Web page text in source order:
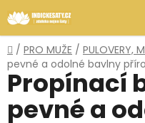
na
obsah
Domů
/ PRO MUŽE / PULOVERY,
pevné a odolné bavlny
Propínací
pevné a